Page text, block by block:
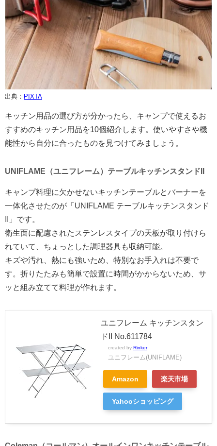
出典： PIXTA
キッチン用品の選び方が分かったら、キャンプで使えるお
すすめのキッチン用品を10個紹介します。使いやすさや機
能性から自分に合ったものを見つけてみましょう。
UNIFLAME（ユニフレーム）テーブルキッチンスタンドII
キャンプ料理に欠かせないキッチンテーブルとバーナーを
一体化させたのが「UNIFLAME テーブルキッチンスタンド
II」です。
衛生面に配慮されたステンレスタイプの天板が取り付けら
れていて、ちょっとした調理器具も収納可能。
キズや汚れ、熱にも強いため、特別なお手入れは不要で
す。折りたたみも簡単で設置に時間がかからないため、サ
ッと組み立てて料理が作れます。
ユニフレーム キッチンスタン
ドII No.611784
created by Rinker
ユニフレーム(UNIFLAME)
Amazon 楽天市場
Yahooショッピング